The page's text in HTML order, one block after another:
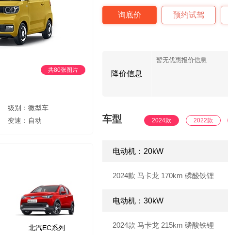
共80张图片
级别：微型车
变速：自动
北汽EC系列
询底价 预约试驾
降价信息
暂无优惠报价信息
车型 2024款 2022款
电动机：20kW
2024款 马卡龙 170km 磷酸铁锂
电动机：30kW
2024款 马卡龙 215km 磷酸铁锂